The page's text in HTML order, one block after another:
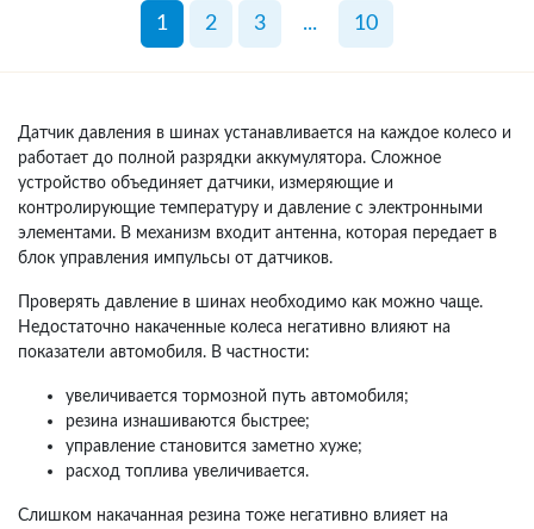
1 2 3 ... 10
Датчик давления в шинах устанавливается на каждое колесо и
работает до полной разрядки аккумулятора. Сложное
устройство объединяет датчики, измеряющие и
контролирующие температуру и давление с электронными
элементами. В механизм входит антенна, которая передает в
блок управления импульсы от датчиков.
Проверять давление в шинах необходимо как можно чаще.
Недостаточно накаченные колеса негативно влияют на
показатели автомобиля. В частности:
увеличивается тормозной путь автомобиля;
резина изнашиваются быстрее;
управление становится заметно хуже;
расход топлива увеличивается.
Слишком накачанная резина тоже негативно влияет на